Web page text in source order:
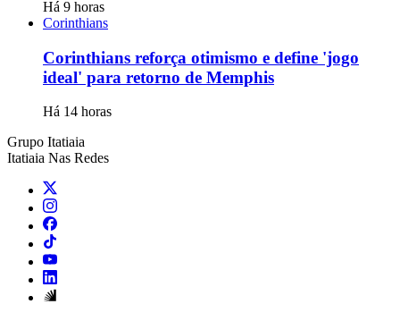
Há 9 horas
Corinthians
Corinthians reforça otimismo e define 'jogo
ideal' para retorno de Memphis
Há 14 horas
Grupo Itatiaia
Itatiaia Nas Redes